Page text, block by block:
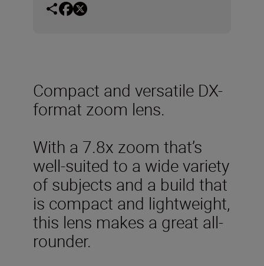
Compact and versatile DX-
format zoom lens.
With a 7.8x zoom that’s
well-suited to a wide variety
of subjects and a build that
is compact and lightweight,
this lens makes a great all-
rounder.